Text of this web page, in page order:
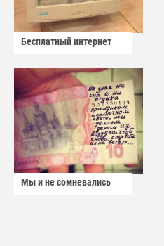
Бесплатный интернет
Мы и не сомневались